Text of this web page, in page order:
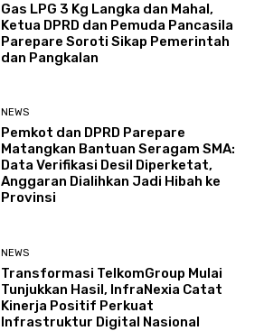
Gas LPG 3 Kg Langka dan Mahal,
Ketua DPRD dan Pemuda Pancasila
Parepare Soroti Sikap Pemerintah
dan Pangkalan
NEWS
Pemkot dan DPRD Parepare
Matangkan Bantuan Seragam SMA:
Data Verifikasi Desil Diperketat,
Anggaran Dialihkan Jadi Hibah ke
Provinsi
NEWS
Transformasi TelkomGroup Mulai
Tunjukkan Hasil, InfraNexia Catat
Kinerja Positif Perkuat
Infrastruktur Digital Nasional